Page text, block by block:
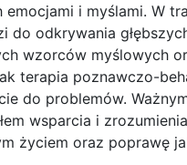
i myślami. W
do odkrywania
wzorców myślowych
terapia poznawczo-
do problemów.
wsparcia i
życiem oraz poprawę